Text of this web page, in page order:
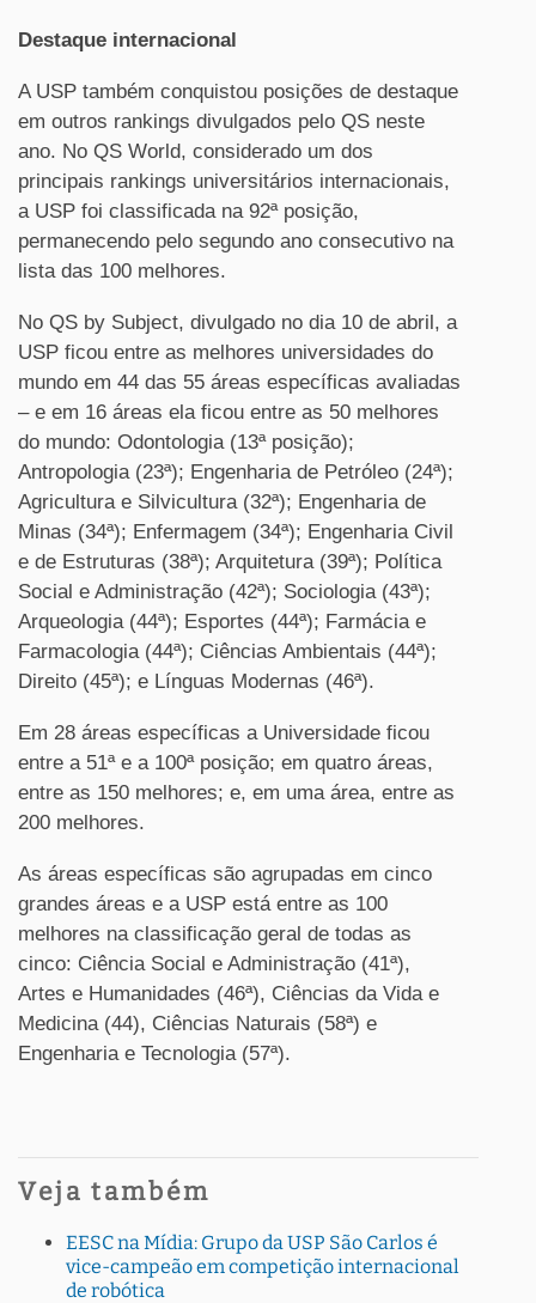
Destaque internacional
A USP também conquistou posições de destaque
em outros rankings divulgados pelo QS neste
ano. No QS World, considerado um dos
principais rankings universitários internacionais,
a USP foi classificada na 92ª posição,
permanecendo pelo segundo ano consecutivo na
lista das 100 melhores.
No QS by Subject, divulgado no dia 10 de abril, a
USP ficou entre as melhores universidades do
mundo em 44 das 55 áreas específicas avaliadas
– e em 16 áreas ela ficou entre as 50 melhores
do mundo: Odontologia (13ª posição);
Antropologia (23ª); Engenharia de Petróleo (24ª);
Agricultura e Silvicultura (32ª); Engenharia de
Minas (34ª); Enfermagem (34ª); Engenharia Civil
e de Estruturas (38ª); Arquitetura (39ª); Política
Social e Administração (42ª); Sociologia (43ª);
Arqueologia (44ª); Esportes (44ª); Farmácia e
Farmacologia (44ª); Ciências Ambientais (44ª);
Direito (45ª); e Línguas Modernas (46ª).
Em 28 áreas específicas a Universidade ficou
entre a 51ª e a 100ª posição; em quatro áreas,
entre as 150 melhores; e, em uma área, entre as
200 melhores.
As áreas específicas são agrupadas em cinco
grandes áreas e a USP está entre as 100
melhores na classificação geral de todas as
cinco: Ciência Social e Administração (41ª),
Artes e Humanidades (46ª), Ciências da Vida e
Medicina (44), Ciências Naturais (58ª) e
Engenharia e Tecnologia (57ª).
Veja também
EESC na Mídia: Grupo da USP São Carlos é
vice-campeão em competição internacional
de robótica